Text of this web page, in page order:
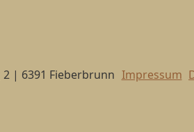
2 | 6391 Fieberbrunn Impressum